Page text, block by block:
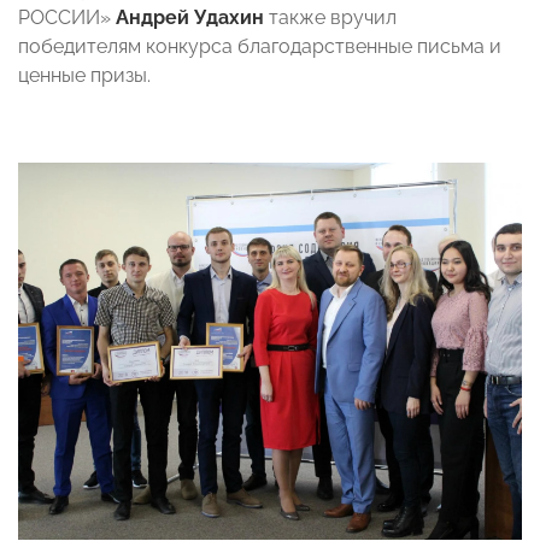
РОССИИ» Андрей Удахин также вручил
победителям конкурса благодарственные письма и
ценные призы.